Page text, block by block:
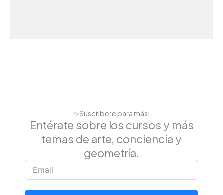
✨Suscribete para más!
Entérate sobre los cursos y más
temas de arte, conciencia y
geometría.